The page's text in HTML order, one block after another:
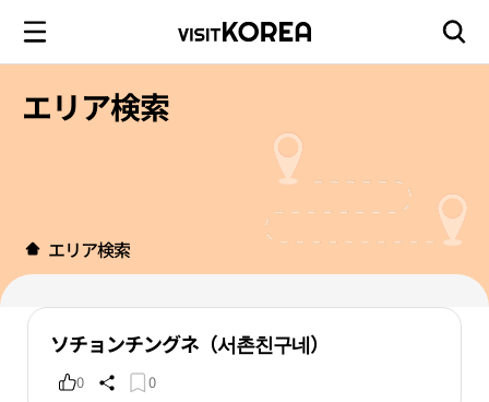
エリア検索
エリア検索
ソチョンチングネ（서촌친구네）
0 0